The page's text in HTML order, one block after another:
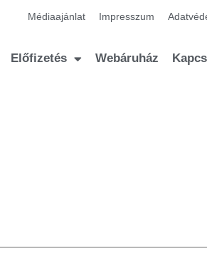
Médiaajánlat Impresszum
Előfizetés Webáruház